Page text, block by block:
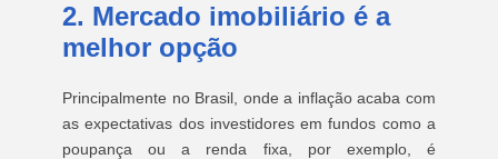
2. Mercado imobiliário é a
melhor opção
Principalmente no Brasil, onde a inflação acaba com
as expectativas dos investidores em fundos como a
poupança ou a renda fixa, por exemplo, é